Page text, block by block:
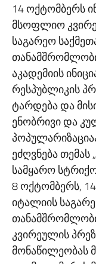
14 ოქტომბერს
მსოფლიო
საგარეო
აკადემიის
რესპუბლიკის
ტარდება და
ენობრივი და
ეძღვნება თემას
სამყარო
8 ოქტომბერს,
იტალიის
კვირეულის
მონაწილეობას